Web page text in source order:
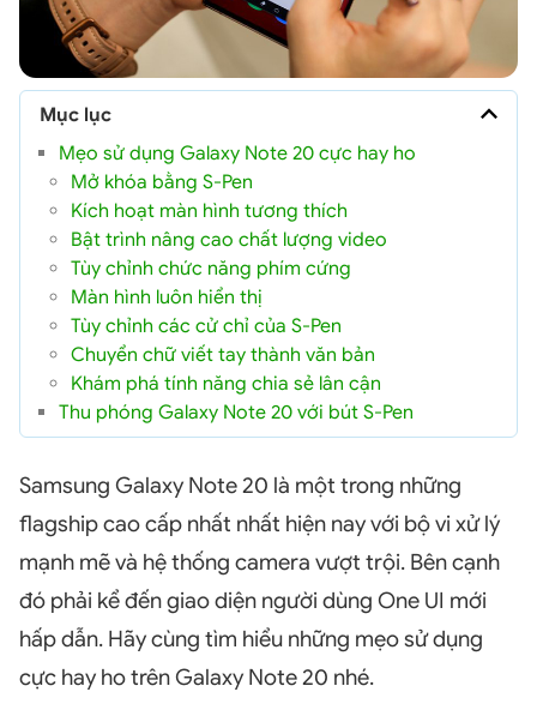
Mục lục
Mẹo sử dụng Galaxy Note 20 cực hay ho
Mở khóa bằng S-Pen
Kích hoạt màn hình tương thích
Bật trình nâng cao chất lượng video
Tùy chỉnh chức năng phím cứng
Màn hình luôn hiển thị
Tùy chỉnh các cử chỉ của S-Pen
Chuyển chữ viết tay thành văn bản
Khám phá tính năng chia sẻ lân cận
Thu phóng Galaxy Note 20 với bút S-Pen
Samsung Galaxy Note 20 là một trong những
flagship cao cấp nhất nhất hiện nay với bộ vi xử lý
mạnh mẽ và hệ thống camera vượt trội. Bên cạnh
đó phải kể đến giao diện người dùng One UI mới
hấp dẫn. Hãy cùng tìm hiểu những mẹo sử dụng
cực hay ho trên Galaxy Note 20 nhé.